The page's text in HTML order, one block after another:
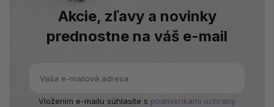
Akcie, zľavy a novinky
prednostne na váš e-mail
Vložením e-mailu súhlasíte s podmienkami ochrany